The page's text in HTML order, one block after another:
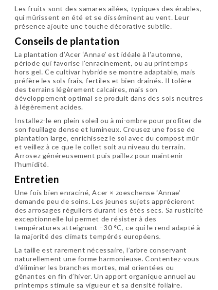
Les fruits sont des samares ailées, typiques des érables,
qui mûrissent en été et se disséminent au vent. Leur
présence ajoute une touche décorative subtile.
Conseils de plantation
La plantation d’Acer ‘Annae’ est idéale à l’automne,
période qui favorise l’enracinement, ou au printemps
hors gel. Ce cultivar hybride se montre adaptable, mais
préfère les sols frais, fertiles et bien drainés. Il tolère
des terrains légèrement calcaires, mais son
développement optimal se produit dans des sols neutres
à légèrement acides.
Installez-le en plein soleil ou à mi-ombre pour profiter de
son feuillage dense et lumineux. Creusez une fosse de
plantation large, enrichissez le sol avec du compost mûr
et veillez à ce que le collet soit au niveau du terrain.
Arrosez généreusement puis paillez pour maintenir
l’humidité.
Entretien
Une fois bien enraciné, Acer × zoeschense ‘Annae’
demande peu de soins. Les jeunes sujets apprécieront
des arrosages réguliers durant les étés secs. Sa rusticité
exceptionnelle lui permet de résister à des
températures atteignant –30 °C, ce qui le rend adapté à
la majorité des climats tempérés européens.
La taille est rarement nécessaire, l’arbre conservant
naturellement une forme harmonieuse. Contentez-vous
d’éliminer les branches mortes, mal orientées ou
gênantes en fin d’hiver. Un apport organique annuel au
printemps stimule sa vigueur et sa densité foliaire.